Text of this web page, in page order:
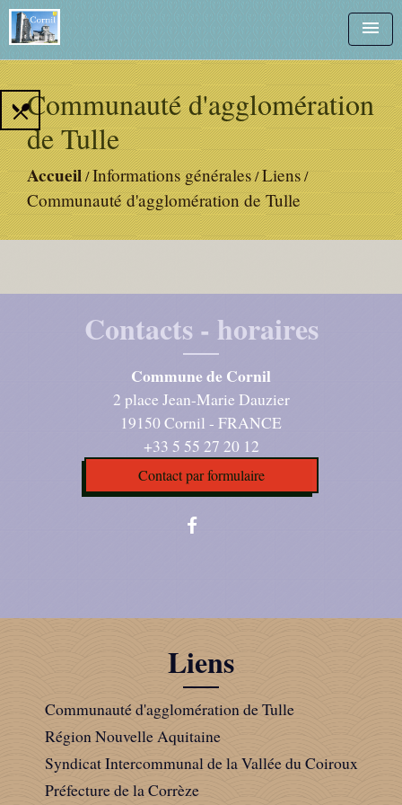
menu
Communauté d'agglomération
de Tulle
Accueil/Informations générales/Liens/
Communauté d'agglomération de Tulle
local_dining
Contacts - horaires
Commune de Cornil
2 place Jean-Marie Dauzier
19150 Cornil - FRANCE
+33 5 55 27 20 12
Contact par formulaire
Liens
Communauté d'agglomération de Tulle
Région Nouvelle Aquitaine
Syndicat Intercommunal de la Vallée du Coiroux
Préfecture de la Corrèze